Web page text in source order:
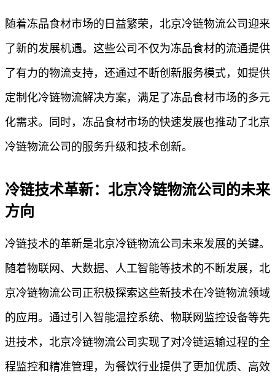
随着冻品食材市场的日益繁荣，北京冷链物流公司迎来
了新的发展机遇。这些公司不仅为冻品食材的流通提供
了有力的物流支持，还通过不断创新服务模式，如提供
定制化冷链物流解决方案，满足了冻品食材市场的多元
化需求。同时，冻品食材市场的快速发展也推动了北京
冷链物流公司的服务升级和技术创新。
冷链技术革新：北京冷链物流公司的未来
方向
冷链技术的革新是北京冷链物流公司未来发展的关键。
随着物联网、大数据、人工智能等技术的不断发展，北
京冷链物流公司正积极探索这些新技术在冷链物流领域
的应用。通过引入智能温控系统、物联网监控设备等先
进技术，北京冷链物流公司实现了对冷链运输过程的全
程监控和精准管理，为餐饮行业提供了更加优质、高效